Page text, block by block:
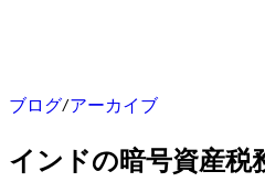
ブログ/アーカイブ
インドの暗号資産